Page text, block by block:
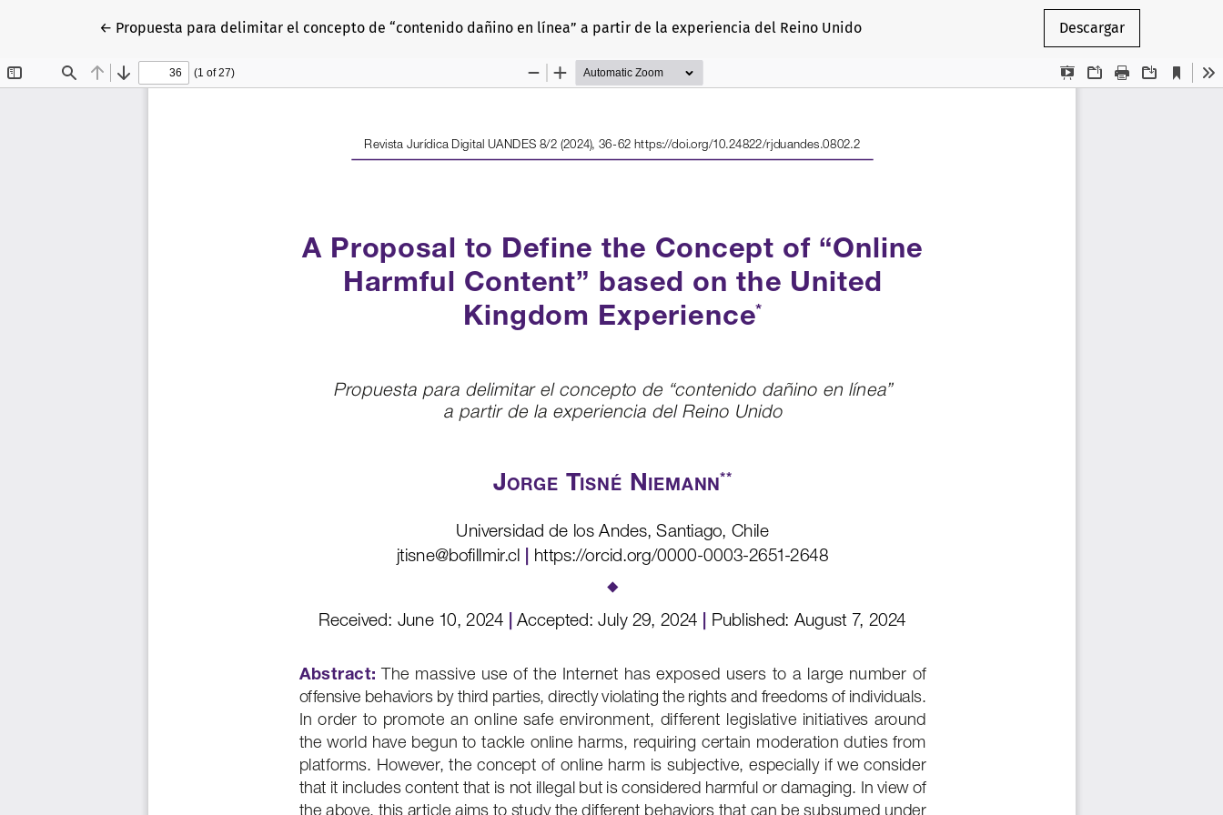
← Volver a los detalles del artículo
Propuesta para delimitar el concepto de “contenido dañino en línea” a partir de la experiencia del Reino Unido Descargar